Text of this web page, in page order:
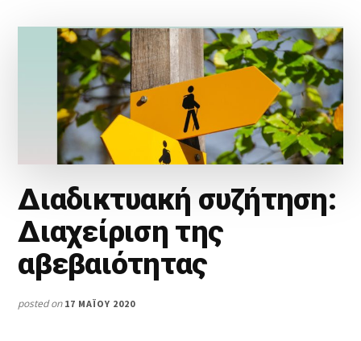
Διαδικτυακή συζήτηση:
Διαχείριση της
αβεβαιότητας
posted on 17 ΜΑΪ́ΟΥ 2020